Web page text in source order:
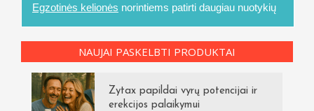
Egzotinės kelionės norintiems patirti daugiau nuotykių
NAUJAI PASKELBTI PRODUKTAI
Zytax papildai vyrų potencijai ir
erekcijos palaikymui